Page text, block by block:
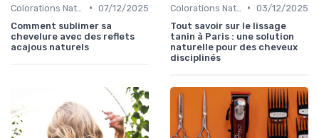
• 07/12/2025
Comment sublimer sa
chevelure avec des reflets
acajous naturels
• 03/12/2025
Tout savoir sur le lissage
tanin à Paris : une solution
naturelle pour des cheveux
disciplinés